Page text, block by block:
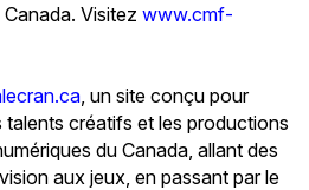
Visitez www.cmf-
, un site conçu pour
talents créatifs et les productions
du Canada, allant des
aux jeux, en passant par le